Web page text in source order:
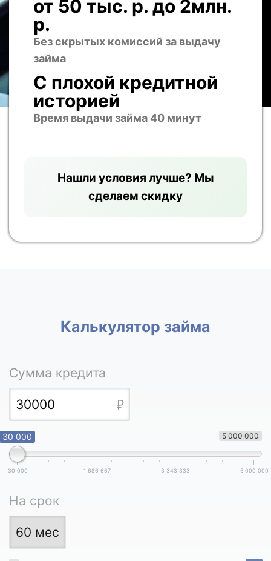
от 50 тыс. р. до 2млн.
р.
Без скрытых комиссий за выдачу
займа
С плохой кредитной
историей
Время выдачи займа 40 минут
Нашли условия лучше? Мы
сделаем скидку
Калькулятор займа
Сумма кредита
5 000 000
30 000
30 000 1 686 667 3 343 333 5 000 000
На срок